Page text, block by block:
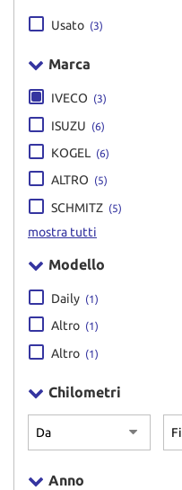
GB TRAILER
NUOVI
USATI
AREA COMMERCIANTI
Usato (3)
Marca
IVECO (3)
ISUZU (6)
KOGEL (6)
ALTRO (5)
SCHMITZ (5)
mostra tutti
Modello
Daily (1)
Altro (1)
Altro (1)
Chilometri
Anno